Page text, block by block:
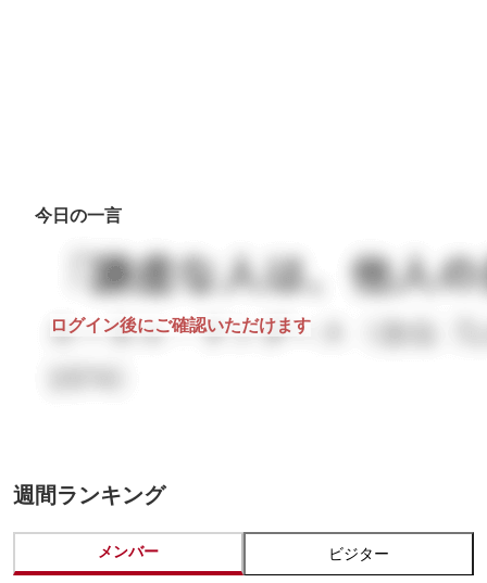
今日の一言
ログイン後にご確認いただけます
週間ランキング
メンバー ビジター